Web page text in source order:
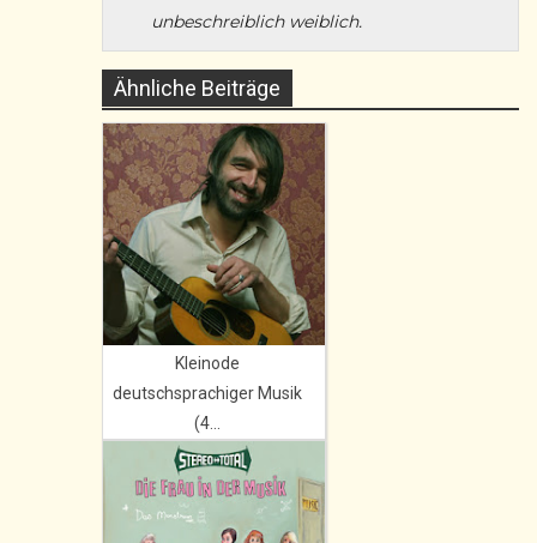
unbeschreiblich weiblich.
Ähnliche Beiträge
Kleinode
deutschsprachiger Musik
(4...